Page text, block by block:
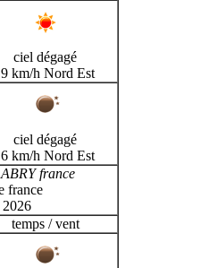
ciel dégagé
km/h Nord Est
ciel dégagé
km/h Nord Est
france
france
temps / vent